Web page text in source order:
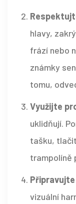
hlavy,
frází nebo
známky
tomu,
Využijte
uklidňují.
tašku,
trampolíně
vizuální